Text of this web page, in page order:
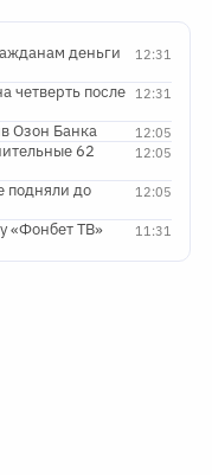
12:31
деньги
12:31
четверть после
12:05
Озон Банка
12:05
62
12:05
подняли до
11:31
«Фонбет ТВ»